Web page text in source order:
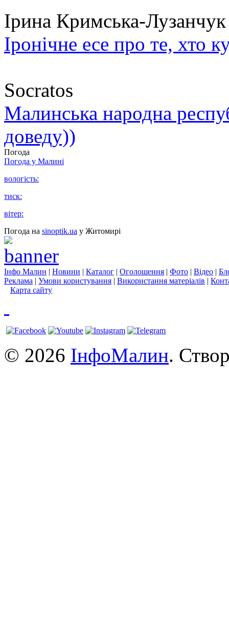
Ірина Кримська-Лузанчук
Іронічне есе про те, хто
Socratos
Малинська народна
доведу))
Погода
Погода у Малині
вологість:
тиск:
вітер:
Погода на sinoptik.ua у Житомирі
Інфо Малин | Новини | Каталог | Оголошення | Фото | Відео |
Реклама | Умови користування | Використання матеріалів |
Карта сайту
© 2026 ІнфоМалин.